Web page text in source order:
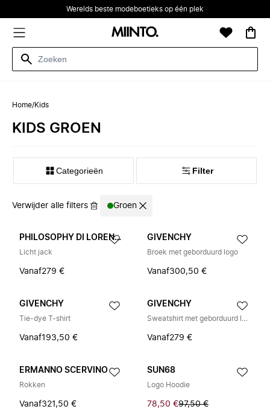
Werelds beste modeboetieks op één plek
Home/Kids
KIDS GROEN
Categorieën Filter
Verwijder alle filters Groen
PHILOSOPHY DI LORENZO SERAFINI
Licht jack
Vanaf279 €
GIVENCHY
Broek met geborduurd logo
Vanaf300,50 €
GIVENCHY
Tie-dye T-shirt
Vanaf193,50 €
GIVENCHY
Sweatshirt met geborduurd logo en rits
Vanaf279 €
ERMANNO SCERVINO
Rokken
Vanaf321,50 €
SUN68
Logo Hoodie
78,50 €97,50 €